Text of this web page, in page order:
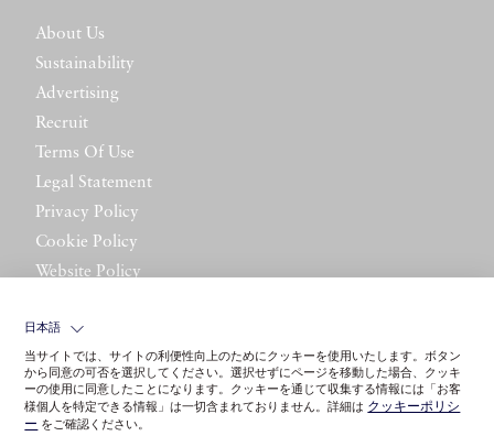
About Us
Sustainability
Advertising
Recruit
Terms Of Use
Legal Statement
Privacy Policy
Cookie Policy
Website Policy
日本語
当サイトでは、サイトの利便性向上のためにクッキーを使用いたします。ボタン
から同意の可否を選択してください。選択せずにページを移動した場合、クッキ
ーの使用に同意したことになります。クッキーを通じて収集する情報には「お客
様個人を特定できる情報」は一切含まれておりません。詳細は クッキーポリシ
ー をご確認ください。